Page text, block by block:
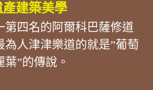
產建築美學
第四名的阿爾科巴薩修道
為人津津樂道的就是”葡萄
”的傳說。